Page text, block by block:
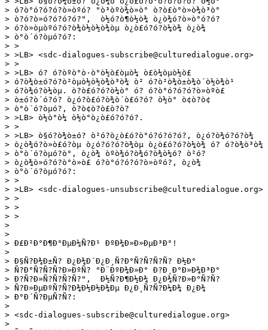
> ó?ò°ó?ó?ó?ò»òºó? "ò³òºò¾ò»ò° ò?ò£ò°ò»ò¾ò³ò°
> ò?ó?ò»ó?ó?ó?ó?",  ò½ó?ò¶ò½ò¾ ò¿ò¾ó?ò»ò°ó?ó?
> ó?ò»òµòºó?ó?ò¾ò½ò½ò¾òµ ò¿ò£ó?ó?ò¼ò¾ ò¿ò¾
> ò°ò´ó?òµó?ó?:
> >
> >LB> <sdc-dialogues-subscribe@culturedialogue.org>
> >
> >LB> ó? ó?òºò°ò·ò°ò½ò£òµò¼ ò£ò¼òµò½ò£
> ó?ò¾ò±ó?ó?ò²òµò½ò½ò¾ò³ò¾ ò² ó?ò²ò¾ò±ò¾ò´ò½ò¾ò¹
> ó?ò¾ó?ò¼òµ. ò?ò£ó?ó?ò¼ò° ó? ó?ò°ó?ó?ó?ò»òºò£
> ò±ó?ò´ó?ó? ò¿ó?ò£ó?ò¾ò´ò£ó?ó? ò½ò° ò¢ò?ò¢
> ò°ò´ó?òµó?, ò?ò¢ò?ò£ò?ò?
> >LB> ò½ò°ò¼ ò½ò°ò¿ò£ó?ó?ó?.
> >
> >LB> ò§ó?ò¾ò±ó? ò²ó?ò¿ò£ó?ò°ó?ó?ó?ó?, ò¿ó?ò¾ó?ó?ò¾
> ò¿ò¾ó?ò»ò£ó?òµ ò¿ó?ó?ó?ò¾òµ ò¿ò£ó?ó?ò¼ò¾ ó? ó?ò¾ò³ò¾
> ò°ò´ó?òµó?ò°, ò¿ò¾ òºò¾ó?ò¾ó?ò¾ò¼ó? ò²ó?
> ò¿ò¾ò»ó?ó?ò°ò»ò£ ó?ò°ó?ó?ó?ò»òºó?, ò¿ò¾
> ò°ò´ó?òµó?ó?:
> >
> >LB> <sdc-dialogues-unsubscribe@culturedialogue.org>
> >
> >
> >
>
>
> Ð£Ð²Ð°Ð¶Ð°ÐµÐ¼Ñ?Ð¹ ÐºÐ¾Ð»Ð»ÐµÐ³Ð°!
>
> Ð§Ñ?Ð¾Ð±Ñ? Ð¿Ð¾Ð´Ð¿Ð¸Ñ?Ð°Ñ?Ñ?Ñ?Ñ? Ð½Ð°
> Ñ?Ð°Ñ?Ñ?Ñ?Ð»ÐºÑ? "Ð¨ÐºÐ¾Ð»Ð° Ð?Ð¸Ð°Ð»Ð¾Ð³Ð°
> Ð?Ñ?Ð»Ñ?Ñ?Ñ?Ñ?",  Ð½Ñ?Ð¶Ð½Ð¾ Ð¿Ð¾Ñ?Ð»Ð°Ñ?Ñ?
> Ñ?Ð»ÐµÐºÑ?Ñ?Ð¾Ð½Ð½Ð¾Ðµ Ð¿Ð¸Ñ?Ñ?Ð¼Ð¾ Ð¿Ð¾
> Ð°Ð´Ñ?ÐµÑ?Ñ?:
>
> <sdc-dialogues-subscribe@culturedialogue.org>
>